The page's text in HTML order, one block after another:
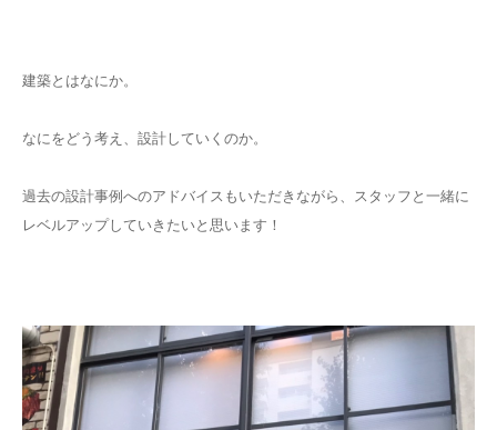
建築とはなにか。
なにをどう考え、設計していくのか。
過去の設計事例へのアドバイスもいただきながら、スタッフと一緒に
レベルアップしていきたいと思います！